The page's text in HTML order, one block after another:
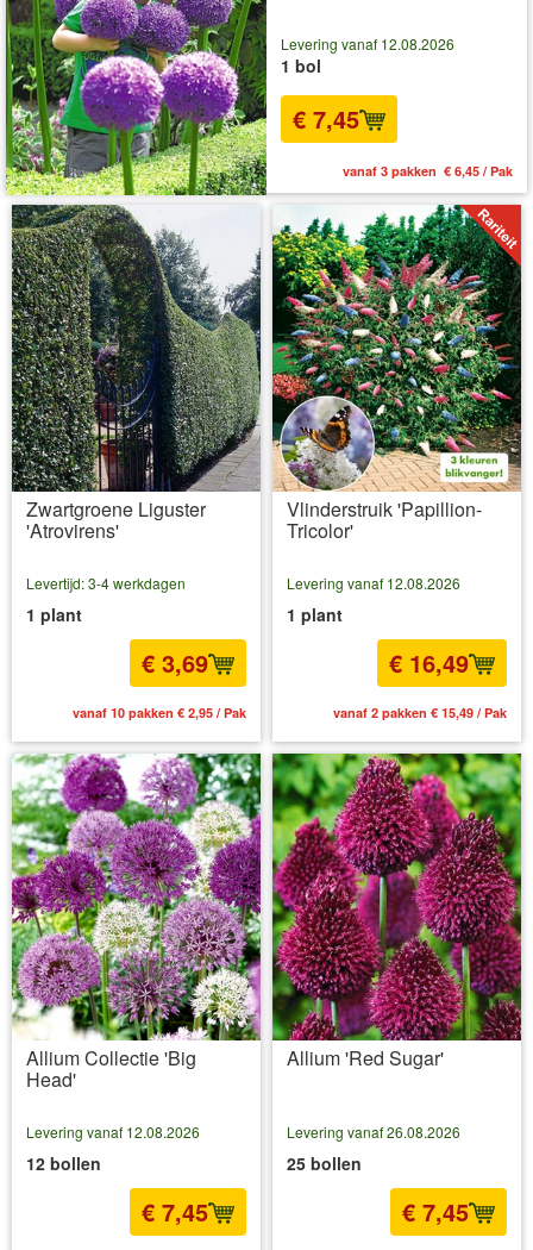
Levering vanaf 12.08.2026
1 bol
€ 7,45
vanaf 3 pakken € 6,45 / Pak
Zwartgroene Liguster
'Atrovirens'
Levertijd: 3-4 werkdagen
1 plant
€ 3,69
vanaf 10 pakken € 2,95 / Pak
Vlinderstruik 'Papillion-
Tricolor'
Levering vanaf 12.08.2026
1 plant
€ 16,49
vanaf 2 pakken € 15,49 / Pak
Allium Collectie 'Big
Head'
Levering vanaf 12.08.2026
12 bollen
€ 7,45
Allium 'Red Sugar'
Levering vanaf 26.08.2026
25 bollen
€ 7,45